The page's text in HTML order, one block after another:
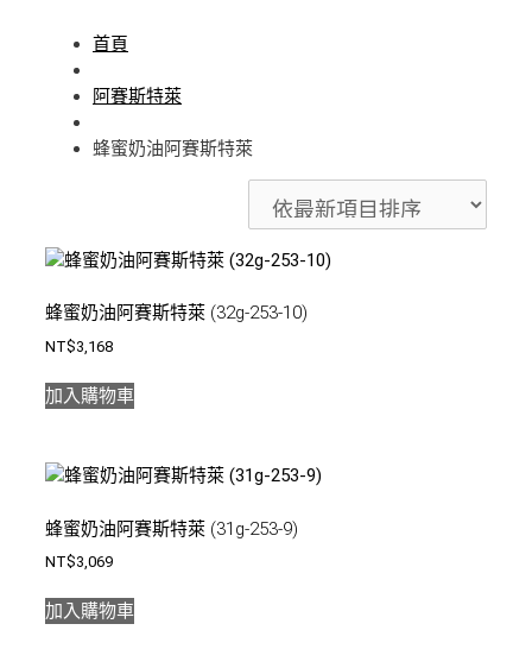
首頁
阿賽斯特萊
蜂蜜奶油阿賽斯特萊
蜂蜜奶油阿賽斯特萊 (32g-253-10)
NT$3,168
加入購物車
蜂蜜奶油阿賽斯特萊 (31g-253-9)
NT$3,069
加入購物車